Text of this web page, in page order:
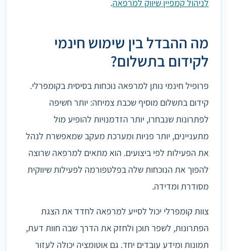
לניהול קמפיין שיווק למרפאה.
מה ההבדל בין שימוש חינמי
לקידום בתשלום?
פרופיל חינמי נותן למרפאה נוכחות בסיסית בקומפרלי.
קידום בתשלום מוסיף שכבת צמיחה: יותר חשיפה
לפתרונות שנבחרו, יותר הזדמנויות להופיע מול
מתעניינים, יותר פניות ומערכת מעקב שמאפשרת לנהל
את הפעילות לפי ביצועים. הוא מתאים למרפאה שרוצה
להפוך את הנוכחות שלה בפלטפורמה לפעילות שיווקית
מסודרת ומדידה.
צוות קומפרלי יכול לסייע למרפאה לחדד את הצגת
הפתרונות, לשפר תוכן ולחזק את הדרך שבה חוות דעת,
תמונות ומידע עובדים יחד. גם אוטומציה יכולה לעזור